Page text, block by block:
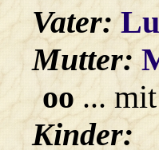
Vater:
Mutter:
oo...
Kinder: